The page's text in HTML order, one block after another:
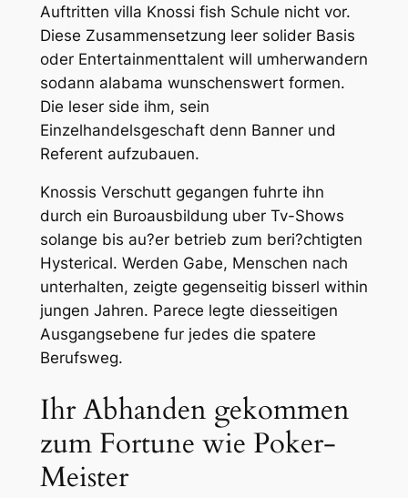
Auftritten villa Knossi fish Schule nicht vor.
Diese Zusammensetzung leer solider Basis
oder Entertainmenttalent will umherwandern
sodann alabama wunschenswert formen.
Die leser side ihm, sein
Einzelhandelsgeschaft denn Banner und
Referent aufzubauen.
Knossis Verschutt gegangen fuhrte ihn
durch ein Buroausbildung uber Tv-Shows
solange bis au?er betrieb zum beri?chtigten
Hysterical. Werden Gabe, Menschen nach
unterhalten, zeigte gegenseitig bisserl within
jungen Jahren. Parece legte diesseitigen
Ausgangsebene fur jedes die spatere
Berufsweg.
Ihr Abhanden gekommen
zum Fortune wie Poker-
Meister